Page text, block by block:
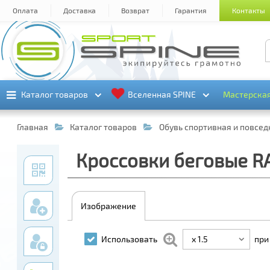
Оплата Доставка Возврат Гарантия Контакты
Каталог товаров
Каталог товаров Вселенная SPINE
Вселенная SPINE
Главная Каталог товаров Обувь спортивная и
Кроссовки беговые
Изображение
x 1.5
Использовать